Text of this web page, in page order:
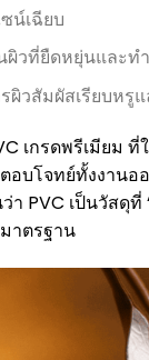
น์เฉียบ
วที่ยืดหยุ่นและท
ผิวสัมผัสเรียบห
เกรดพรีเมียม ที่
บโจทย์ทั้งงาน
PVC เป็นวัสดุ
าตรฐาน